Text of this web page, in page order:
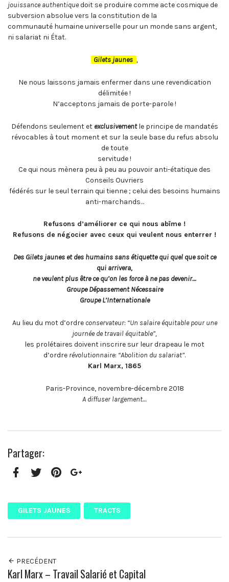
jouissance authentiquedoit se produire comme acte cosmique de
subversion absolue vers la constitution de la
communauté humaine universelle pour un monde sans argent,
ni salariat ni État.
Gilets jaunes ,
Ne nous laissons jamais enfermer dans une revendication
délimitée !
N’acceptons jamais de porte-parole !
Défendons seulement et exclusivementle principe de mandatés
révocables à tout moment et sur la seule base du refus absolu
de toute
servitude !
Ce qui nous mènera peu à peu au pouvoir anti-étatique des
Conseils Ouvriers
fédérés sur le seul terrain qui tienne ; celui des besoins humains
anti-marchands…
Refusons d’améliorer ce qui nous abîme !
Refusons de négocier avec ceux qui veulent nous enterrer !
Des Gilets jaunes et des humains sans étiquette qui quel que soit ce
qui arrivera,
ne veulent plus être ce qu’on les force à ne pas devenir…
Groupe Dépassement Nécessaire
Groupe L’Internationale
Au lieu du mot d’ordre conservateur: “Un salaire équitable pour une
journée de travail équitable”,
les prolétaires doivent inscrire sur leur drapeau le mot
d’ordre révolutionnaire: “Abolition du salariat”.
Karl Marx, 1865
Paris-Province, novembre-décembre 2018
A diffuser largement…
Partager:
GILETS JAUNES TRACTS
PRECÉDENT
Karl Marx – Travail Salarié et Capital